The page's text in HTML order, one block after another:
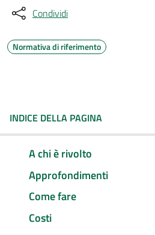
Condividi
Normativa di riferimento
INDICE DELLA PAGINA
A chi è rivolto
Approfondimenti
Come fare
Costi